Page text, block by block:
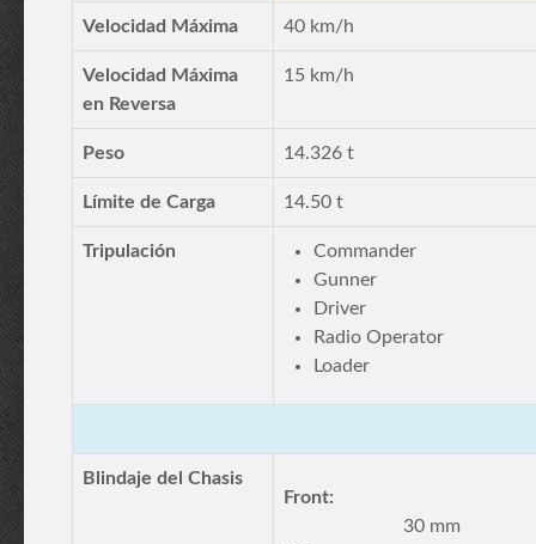
Velocidad Máxima 40 km/h
Velocidad Máxima
en Reversa
15 km/h
Peso 14.326 t
Límite de Carga 14.50 t
Tripulación
Commander
Gunner
Driver
Radio Operator
Loader
Blindaje del Chasis
Front:
30 mm